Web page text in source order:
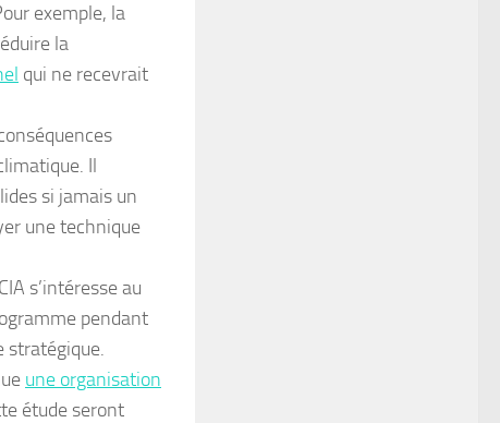
exemple, la
la
qui ne recevrait
Il
si jamais un
une technique
s’intéresse au
pendant
stratégique.
une organisation
étude seront